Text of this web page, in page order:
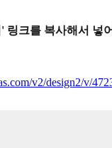
링크를 복사해서 넣
v2/design2/v/